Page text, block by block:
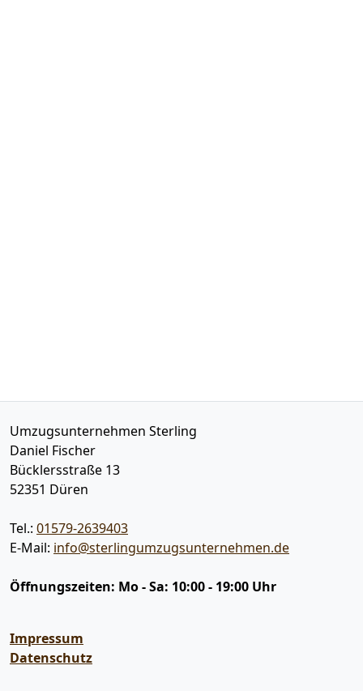
Umzugsunternehmen Sterling
Daniel Fischer
Bücklersstraße 13
52351 Düren
Tel.: 01579-2639403
E-Mail: info@sterlingumzugsunternehmen.de
Öffnungszeiten: Mo - Sa: 10:00 - 19:00 Uhr
Impressum
Datenschutz